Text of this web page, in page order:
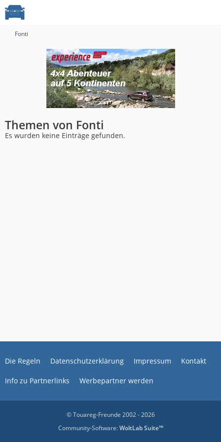
Fonti
Themen von Fonti
Es wurden keine Einträge gefunden.
Die Regeln Datenschutzerklärung Impressum Kontakt
Info zu Partnerlinks Werbepartner werden
© Touareg-Freunde 2002 - 2026
Community-Software:WoltLab Suite™